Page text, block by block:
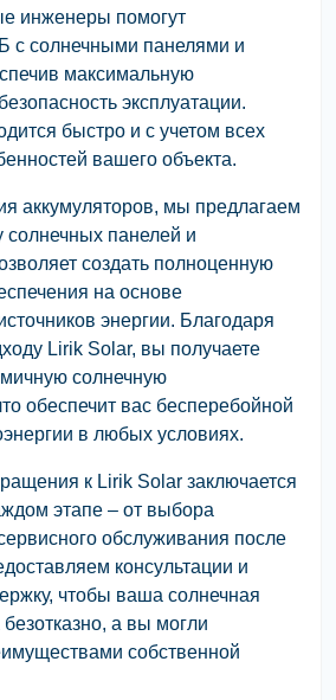
инженеры помогут
с солнечными панелями и
максимальную
эксплуатации.
быстро и с учетом всех
вашего объекта.
аккумуляторов, мы предлагаем
солнечных панелей и
создать полноценную
на основе
энергии. Благодаря
Lirik Solar, вы получаете
солнечную
обеспечит вас бесперебойной
в любых условиях.
к Lirik Solar заключается
этапе – от выбора
обслуживания после
консультации и
чтобы ваша солнечная
а вы могли
собственной